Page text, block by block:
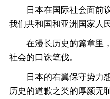
日本在国际社会面前议
我们共和国和亚洲国家人
在漫长历史的篇章里，
社会的口诛笔伐。
日本的右翼保守势力想
历史的道歉之类的厚颜无